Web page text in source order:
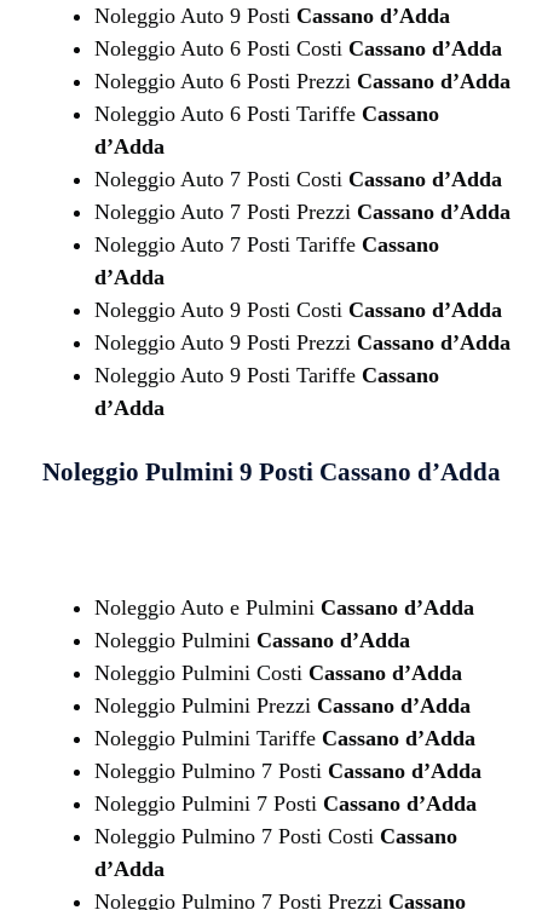
Noleggio Auto 9 Posti Cassano d’Adda
Noleggio Auto 6 Posti Costi Cassano d’Adda
Noleggio Auto 6 Posti Prezzi Cassano d’Adda
Noleggio Auto 6 Posti Tariffe Cassano
d’Adda
Noleggio Auto 7 Posti Costi Cassano d’Adda
Noleggio Auto 7 Posti Prezzi Cassano d’Adda
Noleggio Auto 7 Posti Tariffe Cassano
d’Adda
Noleggio Auto 9 Posti Costi Cassano d’Adda
Noleggio Auto 9 Posti Prezzi Cassano d’Adda
Noleggio Auto 9 Posti Tariffe Cassano
d’Adda
Noleggio Pulmini 9 PostiCassano d’Adda
Noleggio Auto e Pulmini Cassano d’Adda
Noleggio Pulmini Cassano d’Adda
Noleggio Pulmini Costi Cassano d’Adda
Noleggio Pulmini Prezzi Cassano d’Adda
Noleggio Pulmini Tariffe Cassano d’Adda
Noleggio Pulmino 7 Posti Cassano d’Adda
Noleggio Pulmini 7 Posti Cassano d’Adda
Noleggio Pulmino 7 Posti Costi Cassano
d’Adda
Noleggio Pulmino 7 Posti Prezzi Cassano